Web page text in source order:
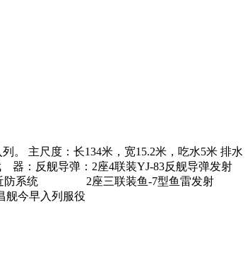
。 主尺度：长134米，宽15.2米，吃水5米 排水
：反舰导弹：2座4联装YJ-83反舰导弹发射
防系统 2座三联装鱼-7型鱼雷发射
今早入列服役